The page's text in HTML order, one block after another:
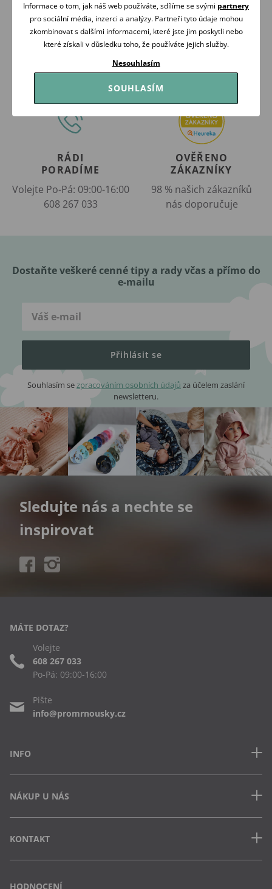
VŠE MÁME
SKLADEM
Je-li otevřeno
expedujeme ihned
ZÍTRA U VÁS
DOMA
Doprava zdarma nad
RÁDI
PORADÍME
Volejte Po-Pá: 09:00-16:00
608 267 033
OVĚŘENO
ZÁKAZNÍKY
98 % našich zákazníků
nás doporučuje
Dostaňte veškeré cenné tipy a rady včas a přímo do
e-mailu
Přihlásit se
Souhlasím se zpracováním osobních údajů za účelem zaslání
newsletteru.
Sledujte nás a nechte se
inspirovat
INFO
Často kladené dotazy
Obchodní podmínky
Ochrana osobních údajů
NÁKUP U NÁS
Jak uplatnit slevový kód
Vrácení zboží a výměna
Osobní odběr na pobočce
KONTAKT
Vejvarovo nábřeží 199
MÁTE DOTAZ?
Volejte
608 267 033
Po-Pá: 09:00-16:00
Pište
info@promrnousky.cz
HODNOCENÍ
Informace o tom, jak náš web používáte, sdílíme se svými partnery
pro sociální média, inzerci a analýzy. Partneři tyto údaje mohou
zkombinovat s dalšími informacemi, které jste jim poskytli nebo
které získali v důsledku toho, že používáte jejich služby.
Nesouhlasím
SOUHLASÍM